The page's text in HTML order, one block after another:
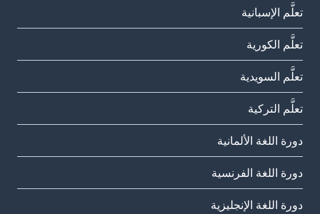
تعلَّم الإسبانية
تعلَّم الكورية
تعلَّم السويدية
تعلَّم التركية
دورة اللغة الألمانية
دورة اللغة الفرنسية
دورة اللغة الإنجليزية